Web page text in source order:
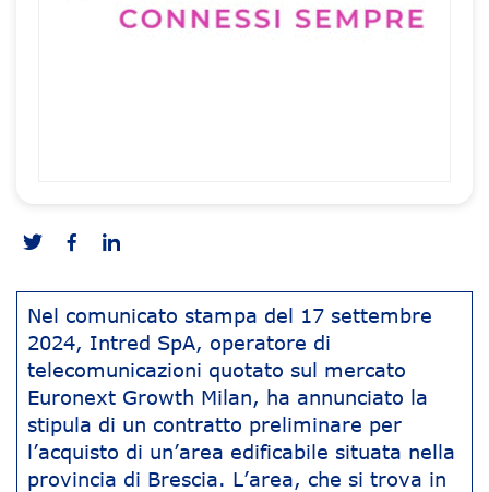
Nel comunicato stampa del 17 settembre
2024, Intred SpA, operatore di
telecomunicazioni quotato sul mercato
Euronext Growth Milan, ha annunciato la
stipula di un contratto preliminare per
l’acquisto di un’area edificabile situata nella
provincia di Brescia. L’area, che si trova in